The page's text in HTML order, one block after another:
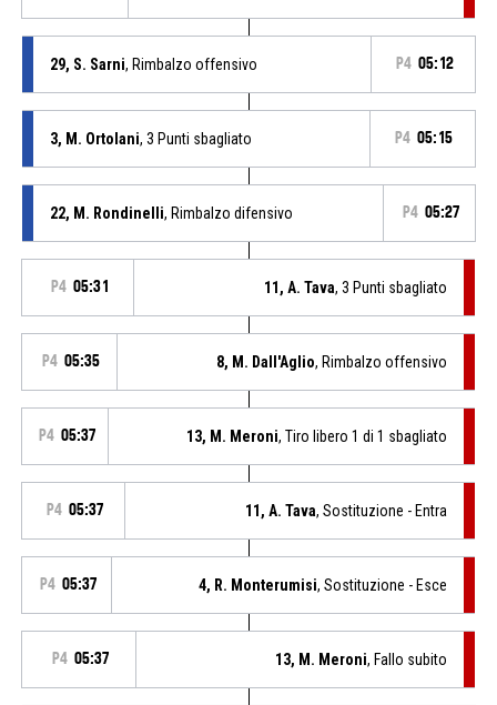
29, S. Sarni, Rimbalzo offensivo P4 05:12
3, M. Ortolani, 3 Punti sbagliato P4 05:15
22, M. Rondinelli, Rimbalzo difensivo P4 05:27
P4 05:31 11, A. Tava, 3 Punti sbagliato
P4 05:35 8, M. Dall'Aglio, Rimbalzo offensivo
P4 05:37 13, M. Meroni, Tiro libero 1 di 1 sbagliato
P4 05:37 11, A. Tava, Sostituzione - Entra
P4 05:37 4, R. Monterumisi, Sostituzione - Esce
P4 05:37 13, M. Meroni, Fallo subito